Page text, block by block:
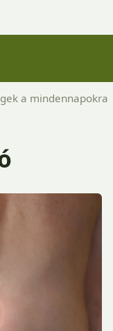
a mindennapokra